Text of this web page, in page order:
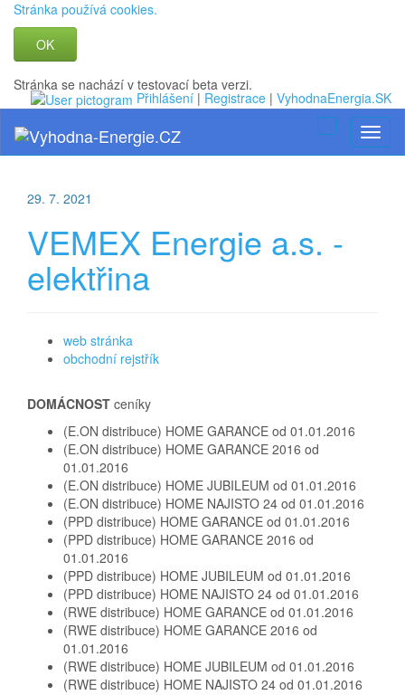
Stránka používá cookies.
OK
Stránka se nachází v testovací beta verzi.
Přihlášení | Registrace | VyhodnaEnergia.SK
Toggle
navigation
29. 7. 2021
VEMEX Energie a.s. -
elektřina
web stránka
obchodní rejstřík
DOMÁCNOST ceníky
(E.ON distribuce) HOME GARANCE od 01.01.2016
(E.ON distribuce) HOME GARANCE 2016 od
01.01.2016
(E.ON distribuce) HOME JUBILEUM od 01.01.2016
(E.ON distribuce) HOME NAJISTO 24 od 01.01.2016
(PPD distribuce) HOME GARANCE od 01.01.2016
(PPD distribuce) HOME GARANCE 2016 od
01.01.2016
(PPD distribuce) HOME JUBILEUM od 01.01.2016
(PPD distribuce) HOME NAJISTO 24 od 01.01.2016
(RWE distribuce) HOME GARANCE od 01.01.2016
(RWE distribuce) HOME GARANCE 2016 od
01.01.2016
(RWE distribuce) HOME JUBILEUM od 01.01.2016
(RWE distribuce) HOME NAJISTO 24 od 01.01.2016